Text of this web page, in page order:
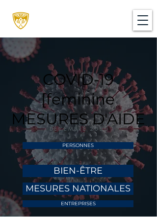
DERNIÈRE MISE À JOUR : 18
DÉCEMBRE 2020
PERSONNES
BIEN-ÊTRE
MESURES NATIONALES
ENTREPRISES
COVID-19
[feminine
MESURES D'AIDE